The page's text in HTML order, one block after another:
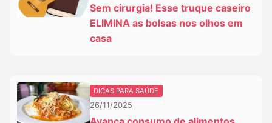
Sem cirurgia! Esse truque caseiro
ELIMINA as bolsas nos olhos em
casa
DICAS PARA SAÚDE
26/11/2025